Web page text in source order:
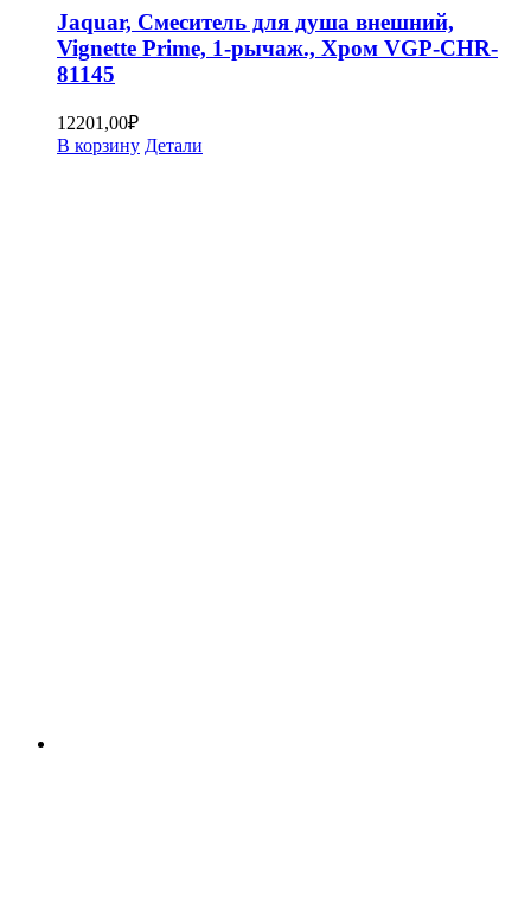
Jaquar, Смеситель для душа внешний,
Vignette Prime, 1-рычаж., Хром VGP-CHR-
81145
12201,00₽
В корзину Детали